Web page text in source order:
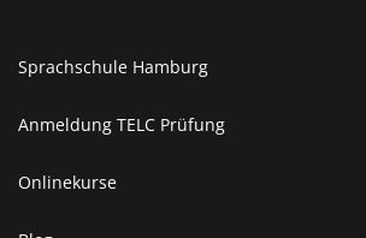
Sprachschule Hamburg
Anmeldung TELC Prüfung
Onlinekurse